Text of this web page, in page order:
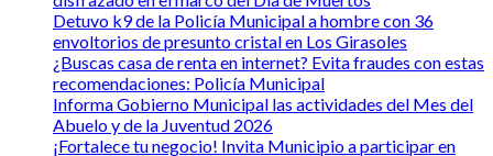
Detuvo k9 de la Policía Municipal a hombre con 36
envoltorios de presunto cristal en Los Girasoles
¿Buscas casa de renta en internet? Evita fraudes con estas
recomendaciones: Policía Municipal
Informa Gobierno Municipal las actividades del Mes del
Abuelo y de la Juventud 2026
¡Fortalece tu negocio! Invita Municipio a participar en